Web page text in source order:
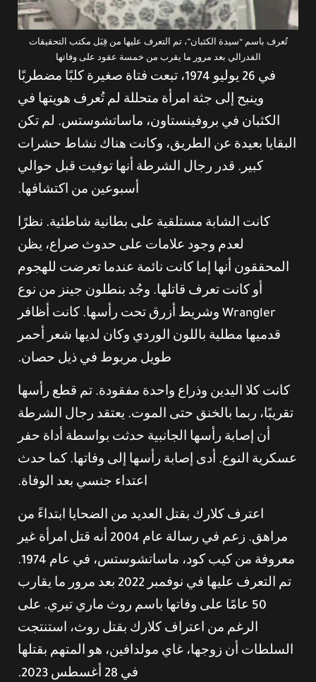
تُعرف باسم “سيدة الكثبان”، تم التعرف عليها من قِبَل مكتب التحقيقات
الفدرالي بعد مرور ما يقرب من خمسة عقود على وفاتها
في 26 يوليو 1974، تبعت فتاة صغيرة كلبًا مضطربًا
وينبح إلى جثة امرأة متحللة لم تُعرف هويتها في
الكثبان في بروفينستاون، ماساتشوستس. لم تكن
البقايا بعيدة عن الطريق، وكانت هناك نشاط حشرات
كبير. قدر رجال الشرطة أنها توفيت قبل حوالي
أسبوعين من اكتشافها.
كانت الشابة مستلقية على بطانية شاطئية. نظرًا
لعدم وجود علامات على حدوث صراع، يظن
المحققون أنها إما كانت نائمة عندما تعرضت للهجوم
أو كانت تعرف قاتلها. وجُد بنطلون جينز من نوع
Wrangler وشريط أزرق تحت رأسها. كانت أظافر
قدميها مطلية باللون الوردي وكان لديها شعر أحمر
طويل مربوط في ذيل حصان.
كانت كلا اليدين وذراع واحدة مفقودة. تم قطع رأسها
تقريبًا، ربما بالخنق حتى الموت. يعتقد رجال الشرطة
أن إصابة رأسها الجانبية حدثت بواسطة أداة حفر
عسكرية النوع. أدى إصابة رأسها إلى وفاتها. كما حدث
اعتداء جنسي بعد الوفاة.
اعترف كلارك بقتل العديد من الضحايا ابتداءً من
مراهق. زعم في رسالة عام 2004 أنه قتل امرأة غير
معروفة من كيب كود، ماساتشوستس، في عام 1974.
تم التعرف عليها في نوفمبر 2022 بعد مرور ما يقارب
50 عامًا على وفاتها باسم روث ماري تيري. على
الرغم من اعتراف كلارك بقتل روث، استنتجت
السلطات أن زوجها، غاي مولدافين، هو المتهم بقتلها
في 28 أغسطس 2023.